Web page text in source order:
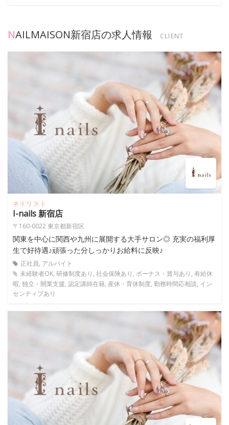
NAILMAISON新宿店の求人情報 CLIENT
ネイリスト
I-nails 新宿店
〒160-0022 東京都新宿区
関東を中心に関西や九州に展開する大手サロン◎ 充実の福利厚
生で好待遇♪頑張った分しっかりお給料に反映♪
正社員, アルバイト
未経験者OK, 研修制度あり, 社会保険あり, ボーナス・賞与あり, 有給休
暇, 独立・開業支援, 認定講師在籍, 産休・育休制度, 勤務時間応相談, イン
センティブあり